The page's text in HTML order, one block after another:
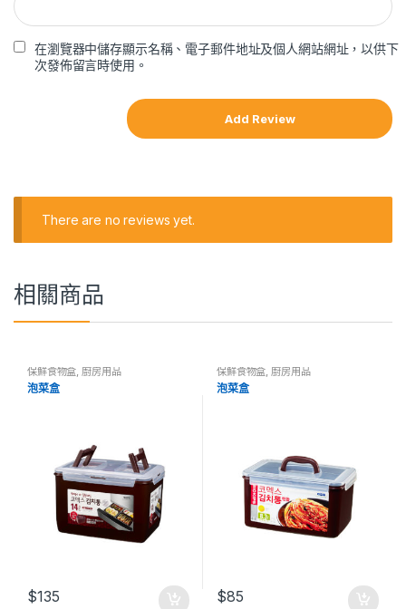
在瀏覽器中儲存顯示名稱、電子郵件地址及個人網站網址，以供下
次發佈留言時使用。
There are no reviews yet.
相關商品
保鮮食物盒 廚房用品
泡菜盒
$135
保鮮食物盒 廚房用品
泡菜盒
$85